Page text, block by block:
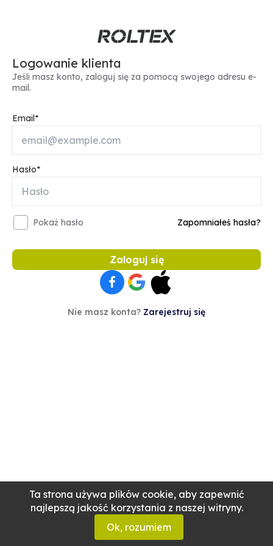
Ta strona używa plików cookie, aby zapewnić
najlepszą jakość korzystania z naszej witryny.
Ok, rozumiem
Logowanie klienta
Jeśli masz konto, zaloguj się za pomocą swojego adresu e-
mail.
Email
Hasło
Pokaż hasło Zapomniałeś hasła?
Zaloguj się
Nie masz konta? Zarejestruj się